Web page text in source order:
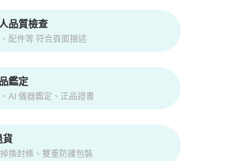
證、安心購檢驗流程介紹
品質檢查
配件等 符合頁面描述
鑑定
AI 儀器鑑定、正品證書
貨
換封條、雙重防護包裝